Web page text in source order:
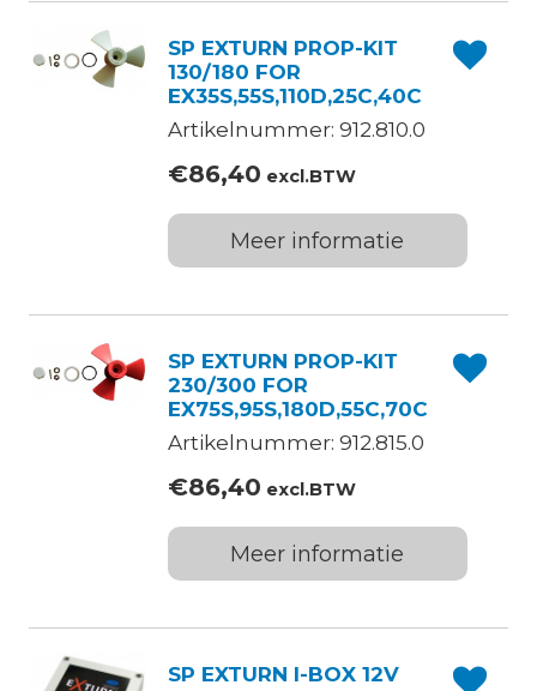
SP EXTURN PROP-KIT
130/180 FOR
EX35S,55S,110D,25C,40C
Artikelnummer: 912.810.0
€86,40 excl.BTW
Meer informatie
SP EXTURN PROP-KIT
230/300 FOR
EX75S,95S,180D,55C,70C
Artikelnummer: 912.815.0
€86,40 excl.BTW
Meer informatie
SP EXTURN I-BOX 12V